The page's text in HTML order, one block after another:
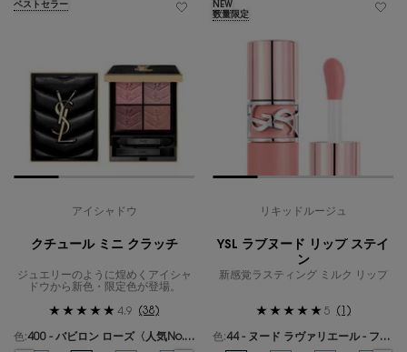
ベストセラー
アイシャドウ
クチュール ミニ クラッチ
ジュエリーのように煌めくアイシャ
ドウから新色・限定色が登場。
4.9 (38)
色:
400 - バビロン ローズ〈人気No.1〉
NEW
数量限定
リキッドルージュ
YSL ラブヌード リップ ステイ
ン
新感覚ラスティング ミルク リップ
5 (1)
色:
44 - ヌード ラヴァリエール - フレンチモードなミルキーピンク -